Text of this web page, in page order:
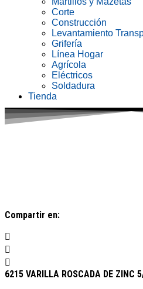
Corte
Construcción
Levantamiento
Grifería
Línea Hogar
Agrícola
Eléctricos
Soldadura
Tienda
Compartir en:
6215 VARILLA ROSCADA DE ZINC